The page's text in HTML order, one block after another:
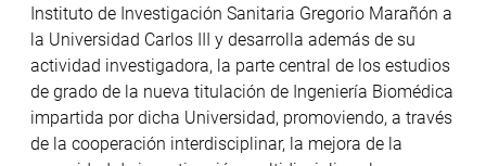
Instituto de Investigación Sanitaria Gregorio Marañón a
la Universidad Carlos III y desarrolla además de su
actividad investigadora, la parte central de los estudios
de grado de la nueva titulación de Ingeniería Biomédica
impartida por dicha Universidad, promoviendo, a través
de la cooperación interdisciplinar, la mejora de la